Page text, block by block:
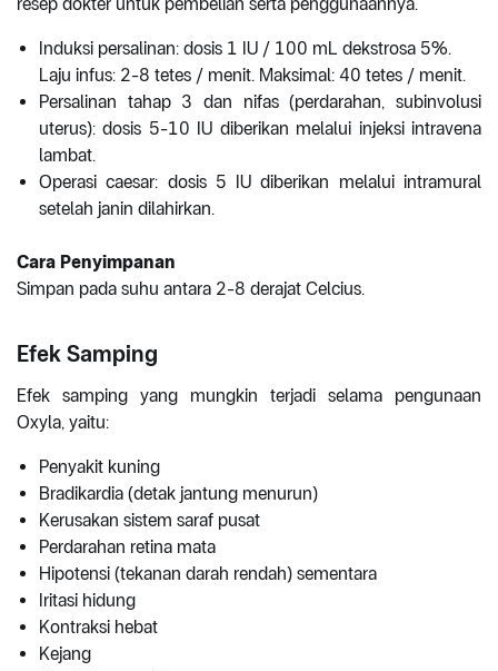
Induksi persalinan: dosis 1 IU / 100 mL dekstrosa 5%.
Laju infus: 2-8 tetes / menit. Maksimal: 40 tetes / menit.
Persalinan tahap 3 dan nifas (perdarahan, subinvolusi
uterus): dosis 5-10 IU diberikan melalui injeksi intravena
lambat.
Operasi caesar: dosis 5 IU diberikan melalui intramural
setelah janin dilahirkan.
Cara Penyimpanan
Simpan pada suhu antara 2-8 derajat Celcius.
Efek Samping
Efek samping yang mungkin terjadi selama pengunaan
Oxyla, yaitu:
Penyakit kuning
Bradikardia (detak jantung menurun)
Kerusakan sistem saraf pusat
Perdarahan retina mata
Hipotensi (tekanan darah rendah) sementara
Iritasi hidung
Kontraksi hebat
Kejang